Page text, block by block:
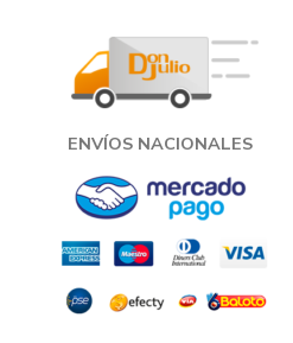
ENVÍOS NACIONALES